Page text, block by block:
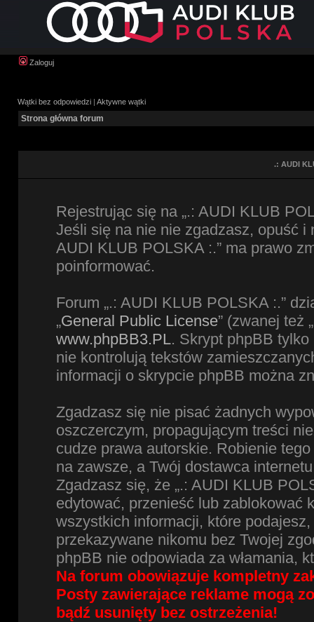
Zaloguj
Wątki bez odpowiedzi | Aktywne wątki
Strona główna forum
.: AUDI
Rejestrując się na „.: AUDI KLUB
Jeśli się na nie nie zgadzasz, opuść i
AUDI KLUB POLSKA :.” ma prawo
poinformować.
Forum „.: AUDI KLUB POLSKA :.”
„General Public License” (zwanej też
www.phpBB3.PL. Skrypt phpBB tylko
nie kontrolują tekstów
informacji o skrypcie phpBB można
Zgadzasz się nie pisać żadnych
oszczerczym, propagującym treści
cudze prawa autorskie. Robienie
na zawsze, a Twój dostawca
Zgadzasz się, że „.: AUDI KLUB
edytować, przenieść lub zablokować
wszystkich informacji, które
przekazywane nikomu bez Twojej
phpBB nie odpowiada za włamania,
Na forum obowiązuje kompletny
Posty zawierające reklame mogą
bądź usunięty bez ostrzeżenia!